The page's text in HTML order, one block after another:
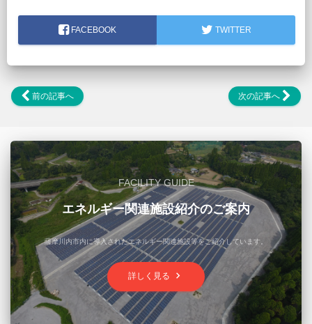
FACEBOOK TWITTER
前の記事へ 次の記事へ
FACILITY GUIDE
エネルギー関連施設紹介のご案内
薩摩川内市内に導入されたエネルギー関連施設等をご紹介しています。
詳しく見る keyboard_arrow_right